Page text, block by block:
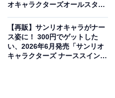
オキャラクターズオールスター
【最新ガチャ情報】
【再販】サンリオキャラがナー
ス姿に！ 300円でゲットした
い、2026年6月発売「サンリオ
キャラクターズ ナーススイング